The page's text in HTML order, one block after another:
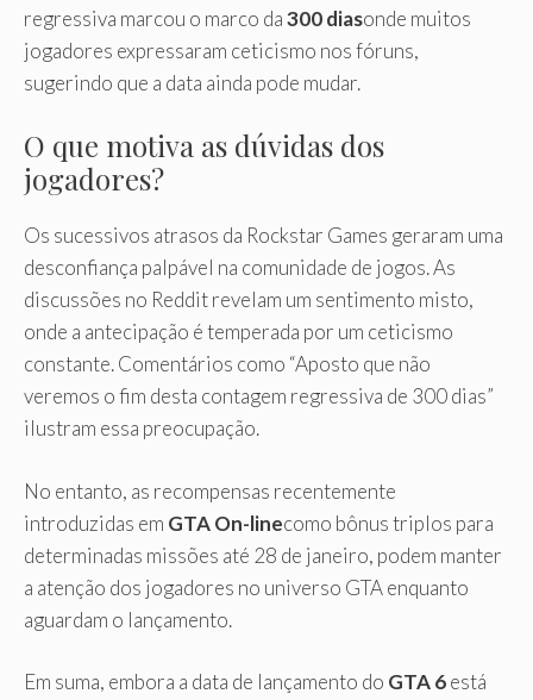
regressiva marcou o marco da300 diasonde muitos
jogadores expressaram ceticismo nos fóruns,
sugerindo que a data ainda pode mudar.
O que motiva as dúvidas dos
jogadores?
Os sucessivos atrasos da Rockstar Games geraram uma
desconfiança palpável na comunidade de jogos. As
discussões no Reddit revelam um sentimento misto,
onde a antecipação é temperada por um ceticismo
constante. Comentários como “Aposto que não
veremos o fim desta contagem regressiva de 300 dias”
ilustram essa preocupação.
No entanto, as recompensas recentemente
introduzidas em GTA On-linecomo bônus triplos para
determinadas missões até 28 de janeiro, podem manter
a atenção dos jogadores no universo GTA enquanto
aguardam o lançamento.
Em suma, embora a data de lançamento do GTA 6está